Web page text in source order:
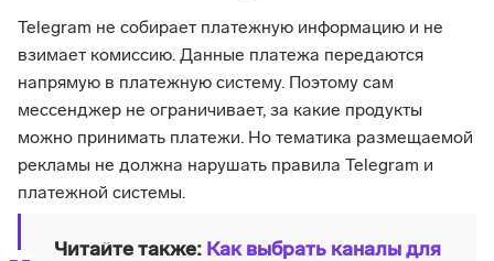
Telegram не собирает платежную информацию и не
взимает комиссию. Данные платежа передаются
напрямую в платежную систему. Поэтому сам
мессенджер не ограничивает, за какие продукты
можно принимать платежи. Но тематика размещаемой
рекламы не должна нарушать правила Telegram и
платежной системы.
Читайте также: Как выбрать каналы для